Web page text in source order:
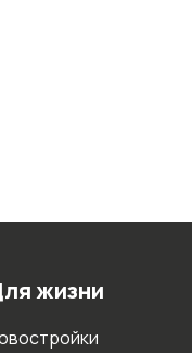
жизни